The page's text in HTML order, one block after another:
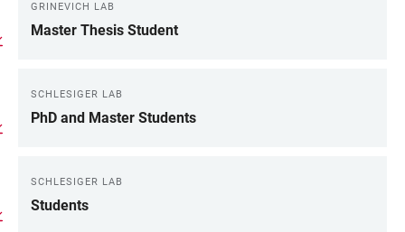
GRINEVICH LAB
Master Thesis Student
SCHLESIGER LAB
PhD and Master Students
SCHLESIGER LAB
Students